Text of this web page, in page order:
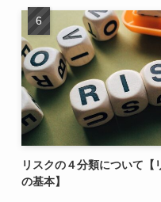
リスクの４分類について【
の基本】